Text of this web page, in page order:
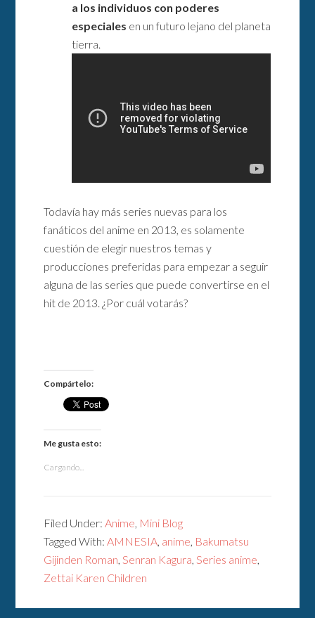
a los individuos con poderes
especiales en un futuro lejano del planeta
tierra.
Todavía hay más series nuevas para los
fanáticos del anime en 2013, es solamente
cuestión de elegir nuestros temas y
producciones preferidas para empezar a seguir
alguna de las series que puede convertirse en el
hit de 2013. ¿Por cuál votarás?
Compártelo:
Me gusta esto:
Cargando...
Filed Under:Anime, Mini Blog
Tagged With:AMNESIA, anime, Bakumatsu
Gijinden Roman,Senran Kagura,Series anime,
Zettai Karen Children